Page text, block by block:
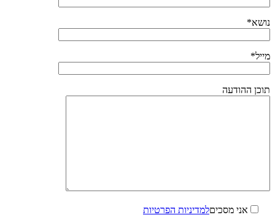
נושא*
מייל*
תוכן ההודעה
אני מסכיםלמדיניות הפרטיות